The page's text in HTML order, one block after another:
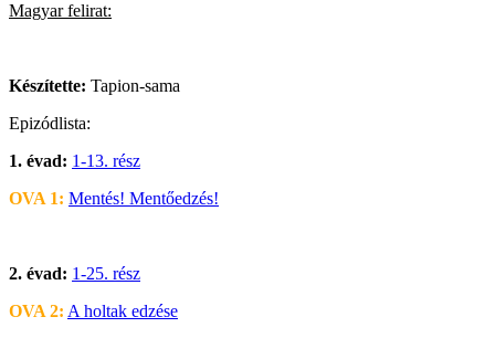
Magyar felirat:
Készítette: Tapion-sama
Epizódlista:
1. évad: 1-13. rész
OVA 1: Mentés! Mentőedzés!
2. évad: 1-25. rész
OVA 2: A holtak edzése